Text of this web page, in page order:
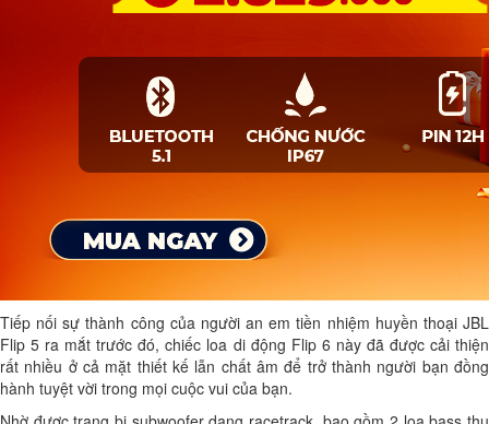
Tiếp nối sự thành công của người an em tiền nhiệm huyền thoại JBL
Flip 5 ra mắt trước đó, chiếc loa di động Flip 6 này đã được cải thiện
rất nhiều ở cả mặt thiết kế lẫn chất âm để trở thành người bạn đồng
hành tuyệt vời trong mọi cuộc vui của bạn.